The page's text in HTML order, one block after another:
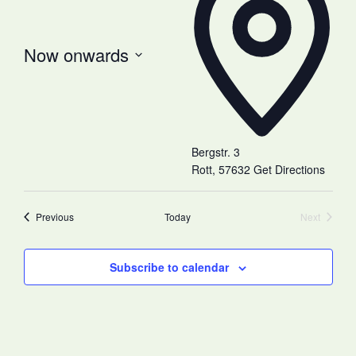
Bergstr. 3
Rott, 57632 Get Directions
Now onwards
PreviousEvents Today
Next
Subscribe to calendar